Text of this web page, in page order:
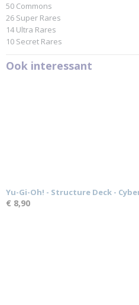
50 Commons
26 Super Rares
14 Ultra Rares
10 Secret Rares
Ook interessant
Yu-Gi-Oh! - Structure Deck -
€ 8,90